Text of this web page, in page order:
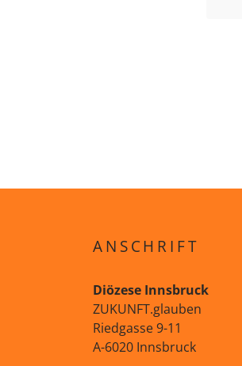
ANSCHRIFT
Diözese Innsbruck
ZUKUNFT.glauben
Riedgasse 9-11
A-6020 Innsbruck